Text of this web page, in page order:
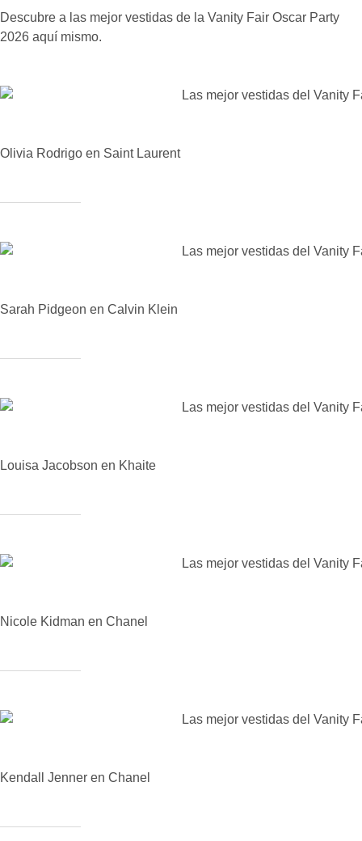
Descubre a las mejor vestidas de la Vanity Fair Oscar Party
2026 aquí mismo.
Olivia Rodrigo en Saint Laurent
Sarah Pidgeon en Calvin Klein
Louisa Jacobson en Khaite
Nicole Kidman en Chanel
Kendall Jenner en Chanel